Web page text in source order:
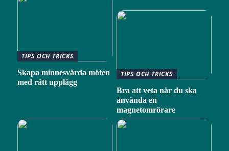
TIPS OCH TRICKS
Skapa minnesvärda möten
med rätt upplägg
TIPS OCH TRICKS
Bra att veta när du ska
använda en
magnetomrörare